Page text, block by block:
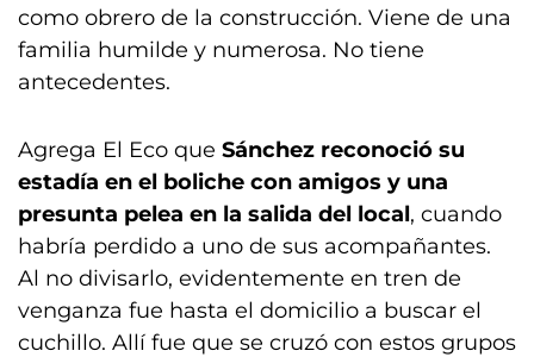
como obrero de la construcción. Viene de una
familia humilde y numerosa. No tiene
antecedentes.
Agrega El Eco que Sánchez reconoció su
estadía en el boliche con amigos y una
presunta pelea en la salida del local, cuando
habría perdido a uno de sus acompañantes.
Al no divisarlo, evidentemente en tren de
venganza fue hasta el domicilio a buscar el
cuchillo. Allí fue que se cruzó con estos grupos